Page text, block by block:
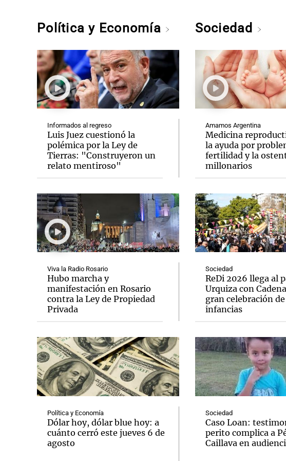
Política y Economía
Informados al regreso
Luis Juez cuestionó la
polémica por la Ley de
Tierras: "Construyeron un
relato mentiroso"
Viva la Radio Rosario
Hubo marcha y
manifestación en Rosario
contra la Ley de Propiedad
Privada
Política y Economía
Dólar hoy, dólar blue hoy: a
cuánto cerró este jueves 6 de
agosto
Sociedad
Amamos Argentina
Medicina
la ayuda por
fertilidad y la
millonarios
Sociedad
ReDi 2026 llega al
Urquiza con
gran celebración
infancias
Sociedad
Caso Loan:
perito complica a
Caillava en
Notas Notas